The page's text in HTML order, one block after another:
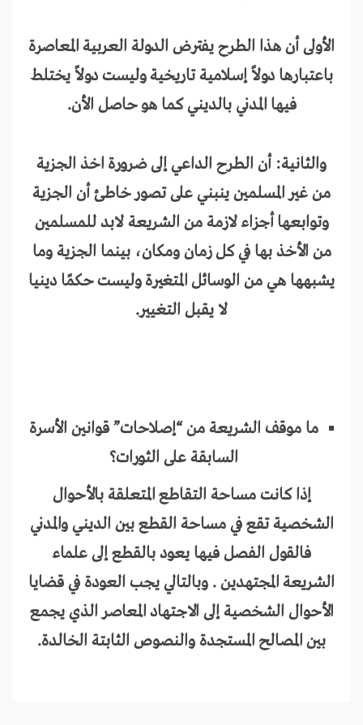
الأولى أن هذا الطرح يفترض الدولة العربية المعاصرة
باعتبارها دولاً إسلامية تاريخية وليست دولاً يختلط
فيها المدني بالديني كما هو حاصل الأن.
والثانية: أن الطرح الداعي إلى ضرورة اخذ الجزية
من غير المسلمين ينبني على تصور خاطئ أن الجزية
وتوابعها أجزاء لازمة من الشريعة لابد للمسلمين
من الأخذ بها في كل زمان ومكان، بينما الجزية وما
يشبهها هي من الوسائل المتغيرة وليست حكمًا دينيا
لا يقبل التغيير.
ما موقف الشريعة من “إصلاحات” قوانين الأسرة
السابقة على الثورات؟
إذا كانت مساحة التقاطع المتعلقة بالأحوال
الشخصية تقع في مساحة القطع بين الديني والمدني
فالقول الفصل فيها يعود بالقطع إلى علماء
الشريعة المجتهدين . وبالتالي يجب العودة في قضايا
الأحوال الشخصية إلى الاجتهاد المعاصر الذي يجمع
بين المصالح المستجدة والنصوص الثابتة الخالدة.